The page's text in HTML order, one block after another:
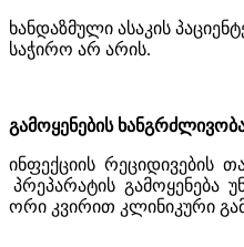
ხანდაზმული ასაკის
საჭირო არ არის.
გამოყენების
ინფექციის რეციდივების
პრეპარატის გამოყენება
ორი კვირით კლინიკური